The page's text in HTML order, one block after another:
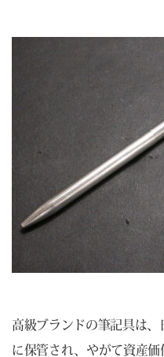
高級ブランドの筆記具は
に保管され、やがて資産価